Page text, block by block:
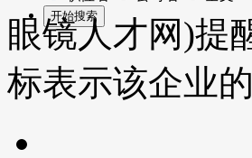
眼镜人才网)提
标表示该企业